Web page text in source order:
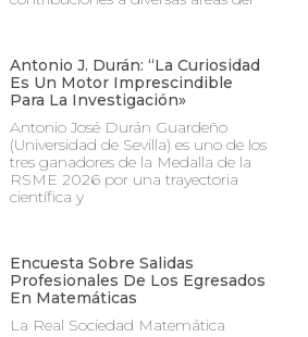
Antonio J. Durán: “La Curiosidad
Es Un Motor Imprescindible
Para La Investigación»
Antonio José Durán Guardeño
(Universidad de Sevilla) es uno de los
tres ganadores de la Medalla de la
RSME 2026 por una trayectoria
científica y
Encuesta Sobre Salidas
Profesionales De Los Egresados
En Matemáticas
La Real Sociedad Matemática